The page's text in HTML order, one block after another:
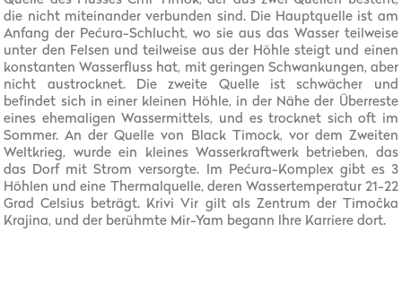
die nicht miteinander verbunden sind. Die Hauptquelle ist am
Anfang der Pećura-Schlucht, wo sie aus das Wasser teilweise
unter den Felsen und teilweise aus der Höhle steigt und einen
konstanten Wasserfluss hat, mit geringen Schwankungen, aber
nicht austrocknet. Die zweite Quelle ist schwächer und
befindet sich in einer kleinen Höhle, in der Nähe der Überreste
eines ehemaligen Wassermittels, und es trocknet sich oft im
Sommer. An der Quelle von Black Timock, vor dem Zweiten
Weltkrieg, wurde ein kleines Wasserkraftwerk betrieben, das
das Dorf mit Strom versorgte. Im Pećura-Komplex gibt es 3
Höhlen und eine Thermalquelle, deren Wassertemperatur 21-22
Grad Celsius beträgt. Krivi Vir gilt als Zentrum der Timočka
Krajina, und der berühmte Mir-Yam begann lhre Karriere dort.